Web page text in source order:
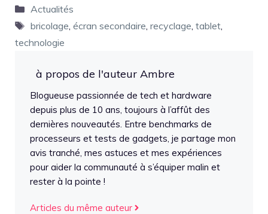
Catégories
Actualités
Étiquettes
bricolage écran secondaire recyclage tablet,
technologie
à propos de l'auteur Ambre
Blogueuse passionnée de tech et hardware
depuis plus de 10 ans, toujours à l’affût des
dernières nouveautés. Entre benchmarks de
processeurs et tests de gadgets, je partage mon
avis tranché, mes astuces et mes expériences
pour aider la communauté à s’équiper malin et
rester à la pointe !
Articles du même auteur